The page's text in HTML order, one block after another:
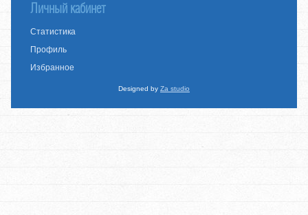
Личный кабинет
Статистика
Профиль
Избранное
Designed by Za studio